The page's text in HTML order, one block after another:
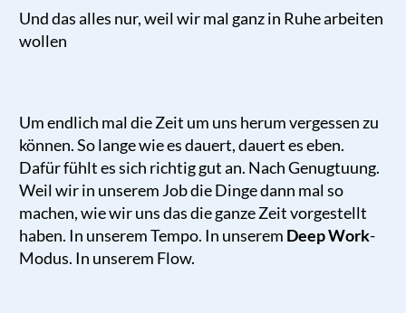
Und das alles nur, weil wir mal ganz in Ruhe arbeiten
wollen
Um endlich mal die Zeit um uns herum vergessen zu
können. So lange wie es dauert, dauert es eben.
Dafür fühlt es sich richtig gut an. Nach Genugtuung.
Weil wir in unserem Job die Dinge dann mal so
machen, wie wir uns das die ganze Zeit vorgestellt
haben. In unserem Tempo. In unserem Deep Work-
Modus. In unserem Flow.